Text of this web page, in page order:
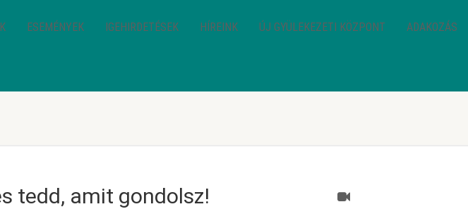
ESEMÉNYEK IGEHIRDETÉSEK HÍREINK ÚJ GYÜLEKEZETI KÖZPONT ADAKOZÁS
tedd, amit gondolsz!